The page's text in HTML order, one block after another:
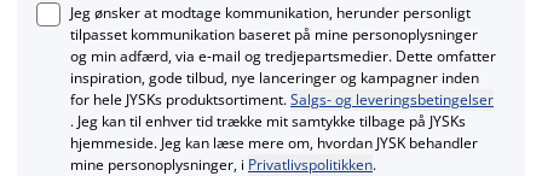
Jeg ønsker at modtage kommunikation, herunder personligt
tilpasset kommunikation baseret på mine personoplysninger
og min adfærd, via e‑mail og tredjepartsmedier. Dette omfatter
inspiration, gode tilbud, nye lanceringer og kampagner inden
for hele JYSKs produktsortiment.Salgs- og leveringsbetingelser
. Jeg kan til enhver tid trække mit samtykke tilbage på JYSKs
hjemmeside. Jeg kan læse mere om, hvordan JYSK behandler
mine personoplysninger, i Privatlivspolitikken.